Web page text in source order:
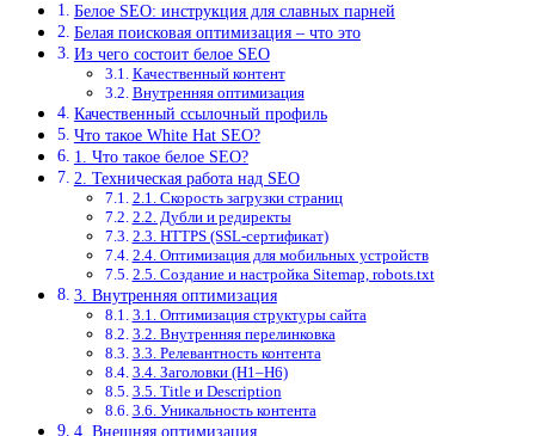
Белое SEO: инструкция для славных парней
Белая поисковая оптимизация – что это
Из чего состоит белое SEO
Качественный контент
Внутренняя оптимизация
Качественный ссылочный профиль
Что такое White Hat SEO?
1. Что такое белое SEO?
2. Техническая работа над SEO
2.1. Скорость загрузки страниц
2.2. Дубли и редиректы
2.3. HTTPS (SSL-сертификат)
2.4. Оптимизация для мобильных устройств
2.5. Создание и настройка Sitemap, robots.txt
3. Внутренняя оптимизация
3.1. Оптимизация структуры сайта
3.2. Внутренняя перелинковка
3.3. Релевантность контента
3.4. Заголовки (Н1–Н6)
3.5. Title и Description
3.6. Уникальность контента
4. Внешняя оптимизация